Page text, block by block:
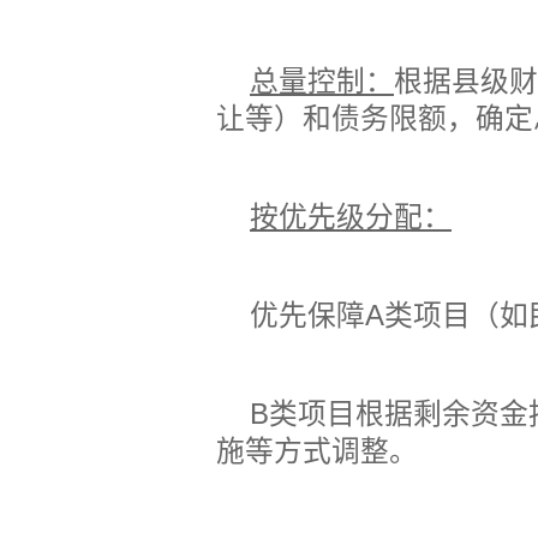
总量控制： 根据县级
让等）和债务限额，确
按优先级分配：
优先保障A类项目（如
B类项目根据剩余资
施等方式调整。